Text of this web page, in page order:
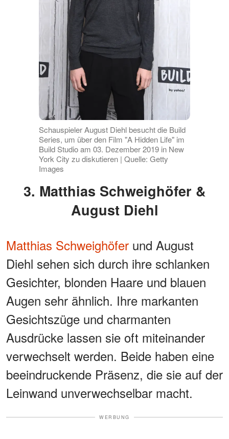
Schauspieler August Diehl besucht die Build
Series, um über den Film "A Hidden Life" im
Build Studio am 03. Dezember 2019 in New
York City zu diskutieren | Quelle: Getty
Images
3. Matthias Schweighöfer &
August Diehl
Matthias Schweighöfer und August
Diehl sehen sich durch ihre schlanken
Gesichter, blonden Haare und blauen
Augen sehr ähnlich. Ihre markanten
Gesichtszüge und charmanten
Ausdrücke lassen sie oft miteinander
verwechselt werden. Beide haben eine
beeindruckende Präsenz, die sie auf der
Leinwand unverwechselbar macht.
WERBUNG